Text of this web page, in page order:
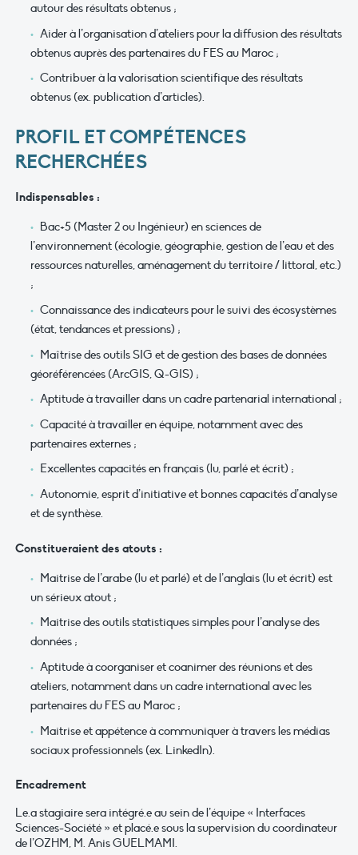
autour des résultats obtenus ;
Aider à l’organisation d’ateliers pour la diffusion des résultats
obtenus auprès des partenaires du FES au Maroc ;
Contribuer à la valorisation scientifique des résultats
obtenus (ex. publication d’articles).
PROFIL ET COMPÉTENCES
RECHERCHÉES
Indispensables :
Bac+5 (Master 2 ou Ingénieur) en sciences de
l’environnement (écologie, géographie, gestion de l’eau et des
ressources naturelles, aménagement du territoire / littoral, etc.)
;
Connaissance des indicateurs pour le suivi des écosystèmes
(état, tendances et pressions) ;
Maîtrise des outils SIG et de gestion des bases de données
géoréférencées (ArcGIS, Q-GIS) ;
Aptitude à travailler dans un cadre partenarial international ;
Capacité à travailler en équipe, notamment avec des
partenaires externes ;
Excellentes capacités en français (lu, parlé et écrit) ;
Autonomie, esprit d’initiative et bonnes capacités d’analyse
et de synthèse.
Constitueraient des atouts :
Maitrise de l’arabe (lu et parlé) et de l’anglais (lu et écrit) est
un sérieux atout ;
Maitrise des outils statistiques simples pour l’analyse des
données ;
Aptitude à coorganiser et coanimer des réunions et des
ateliers, notamment dans un cadre international avec les
partenaires du FES au Maroc ;
Maitrise et appétence à communiquer à travers les médias
sociaux professionnels (ex. LinkedIn).
Encadrement
Le.a stagiaire sera intégré.e au sein de l’équipe « Interfaces
Sciences-Société » et placé.e sous la supervision du coordinateur
de l’OZHM, M. Anis GUELMAMI.